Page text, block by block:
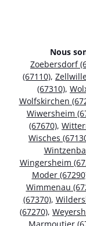
Nous
Zoebersdorf
(67110),
(67310),
Wolfskirchen
Wiwersheim
(67670),
Wisches
Wingersheim
Moder
Wimmenau
(67370),
(67270),